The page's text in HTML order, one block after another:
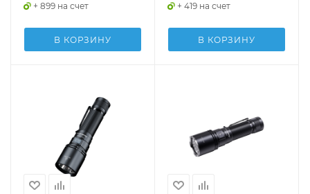
+ 899 на счет
В КОРЗИНУ
+ 419 на счет
В КОРЗИНУ